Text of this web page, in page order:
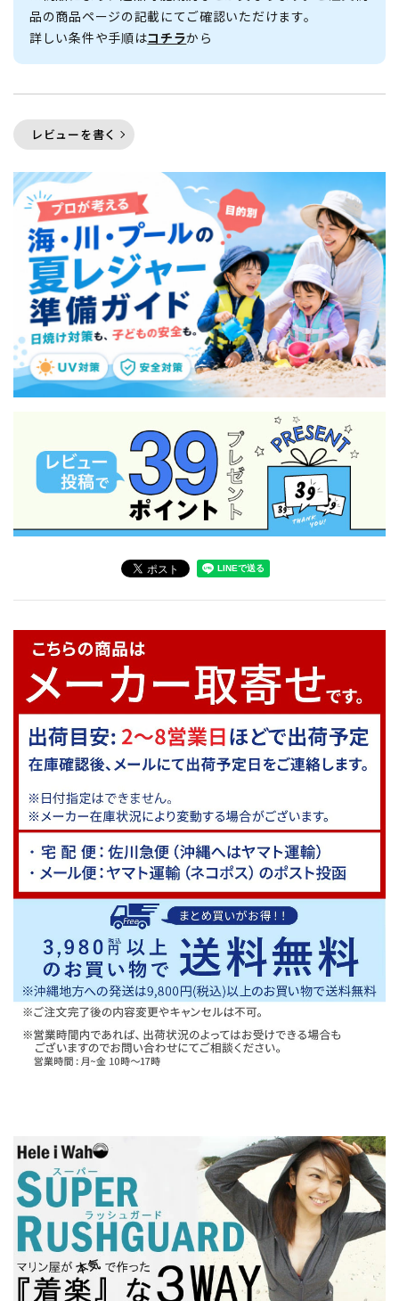
品の商品ページの記載にてご確認いただけます。
詳しい条件や手順はコチラから
レビューを書く